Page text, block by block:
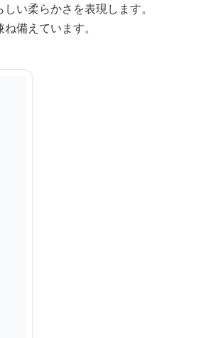
い柔らかさを表現します。
備えています。